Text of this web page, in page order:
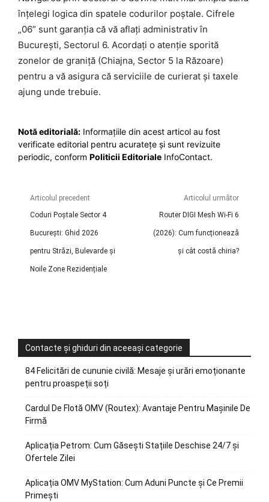
înțelegi logica din spatele codurilor poștale. Cifrele
„06” sunt garanția că vă aflați administrativ în
București, Sectorul 6. Acordați o atenție sporită
zonelor de graniță (Chiajna, Sector 5 la Răzoare)
pentru a vă asigura că serviciile de curierat și taxele
ajung unde trebuie.
Notă editorială: Informațiile din acest articol au fost
verificate editorial pentru acuratețe și sunt revizuite
periodic, conform Politicii Editoriale InfoContact.
Articolul precedent
Coduri Poștale Sector 4
București: Ghid 2026
pentru Străzi, Bulevarde și
Noile Zone Rezidențiale
Articolul următor
Router DIGI Mesh Wi-Fi 6
(2026): Cum funcționează
și cât costă chiria?
Contacte și ghiduri din aceeași categorie
84 Felicitări de cununie civilă: Mesaje și urări emoționante
pentru proaspeții soți
Cardul De Flotă OMV (Routex): Avantaje Pentru Mașinile De
Firmă
Aplicația Petrom: Cum Găsești Stațiile Deschise 24/7 și
Ofertele Zilei
Aplicația OMV MyStation: Cum Aduni Puncte și Ce Premii
Primești